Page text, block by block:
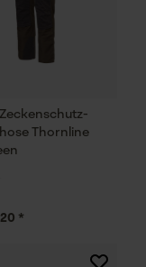
Thornline
*